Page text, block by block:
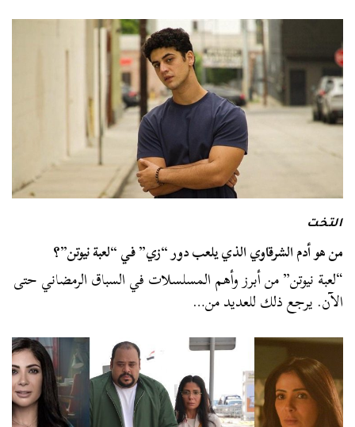
التخت
من هو أدم الشرقاوي الذي يلعب دور “زي” في “لعبة نيوتن”؟
“لعبة نيوتن” من أبرز وأهم المسلسلات في السباق الرمضاني حتى
الآن. يرجع ذلك للعديد من…